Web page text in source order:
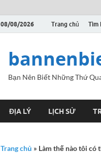
08/08/2026 Trang chủ Tìm
Bạn Nên Biết Những Thứ
ĐỊA LÝ LỊCH SỬ
Trang chủ » Làm thế nào tôi có